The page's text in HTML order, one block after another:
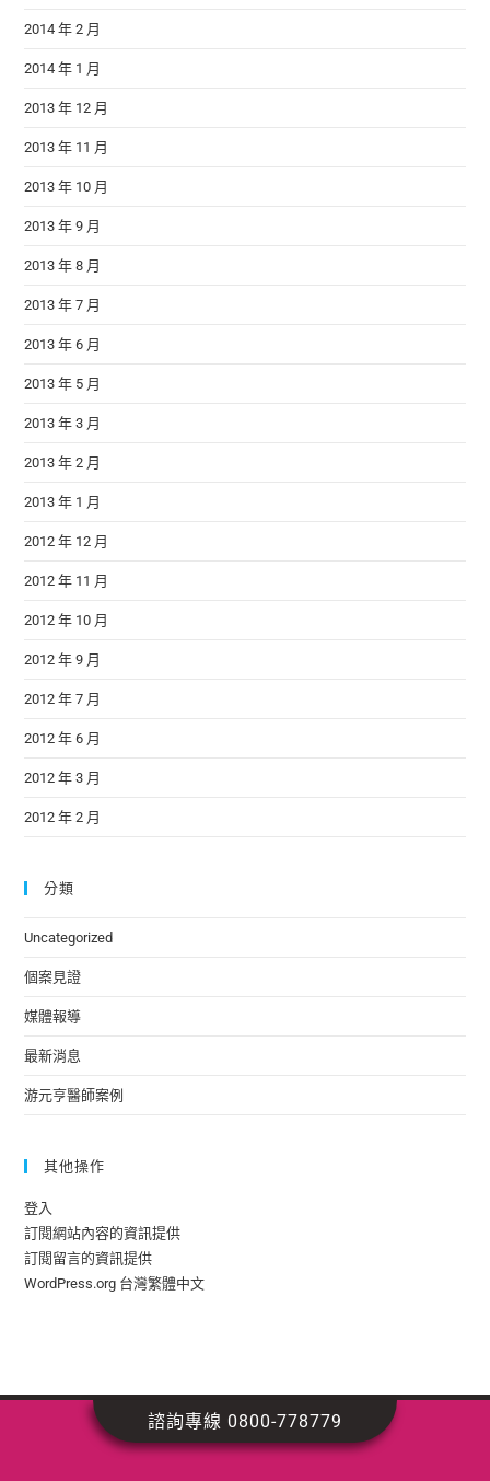
2014 年 2 月
2014 年 1 月
2013 年 12 月
2013 年 11 月
2013 年 10 月
2013 年 9 月
2013 年 8 月
2013 年 7 月
2013 年 6 月
2013 年 5 月
2013 年 3 月
2013 年 2 月
2013 年 1 月
2012 年 12 月
2012 年 11 月
2012 年 10 月
2012 年 9 月
2012 年 7 月
2012 年 6 月
2012 年 3 月
2012 年 2 月
分類
Uncategorized
個案見證
媒體報導
最新消息
游元亨醫師案例
其他操作
登入
訂閱網站內容的資訊提供
訂閱留言的資訊提供
WordPress.org 台灣繁體中文
諮詢專線 0800-778779